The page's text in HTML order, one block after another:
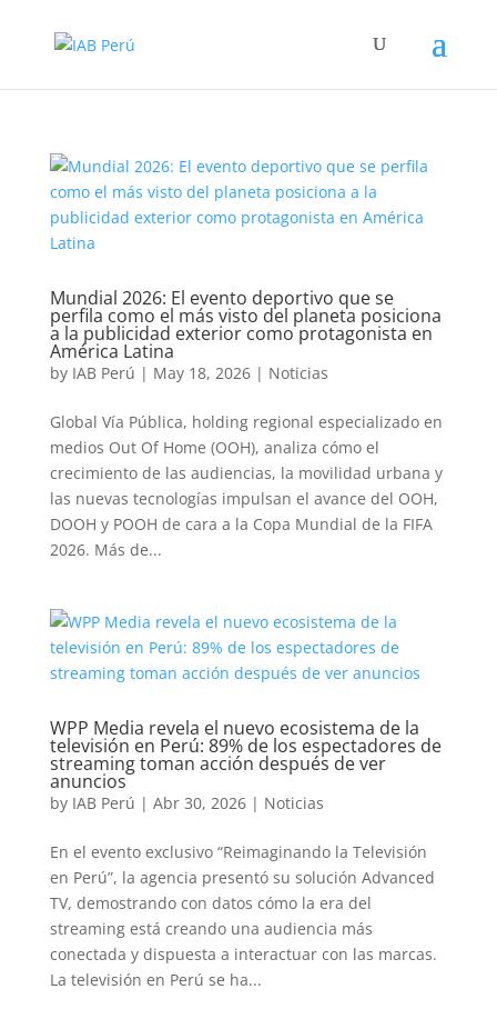
Mundial 2026: El evento deportivo que se
perfila como el más visto del planeta posiciona
a la publicidad exterior como protagonista en
América Latina
by IAB Perú | May 18, 2026| Noticias
Global Vía Pública, holding regional especializado en
medios Out Of Home (OOH), analiza cómo el
crecimiento de las audiencias, la movilidad urbana y
las nuevas tecnologías impulsan el avance del OOH,
DOOH y POOH de cara a la Copa Mundial de la FIFA
2026. Más de...
WPP Media revela el nuevo ecosistema de la
televisión en Perú: 89% de los espectadores de
streaming toman acción después de ver
anuncios
by IAB Perú | Abr 30, 2026| Noticias
En el evento exclusivo “Reimaginando la Televisión
en Perú”, la agencia presentó su solución Advanced
TV, demostrando con datos cómo la era del
streaming está creando una audiencia más
conectada y dispuesta a interactuar con las marcas.
La televisión en Perú se ha...